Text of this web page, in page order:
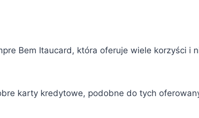
Bem Itaucard, która oferuje wiele korzyści i
karty kredytowe, podobne do tych